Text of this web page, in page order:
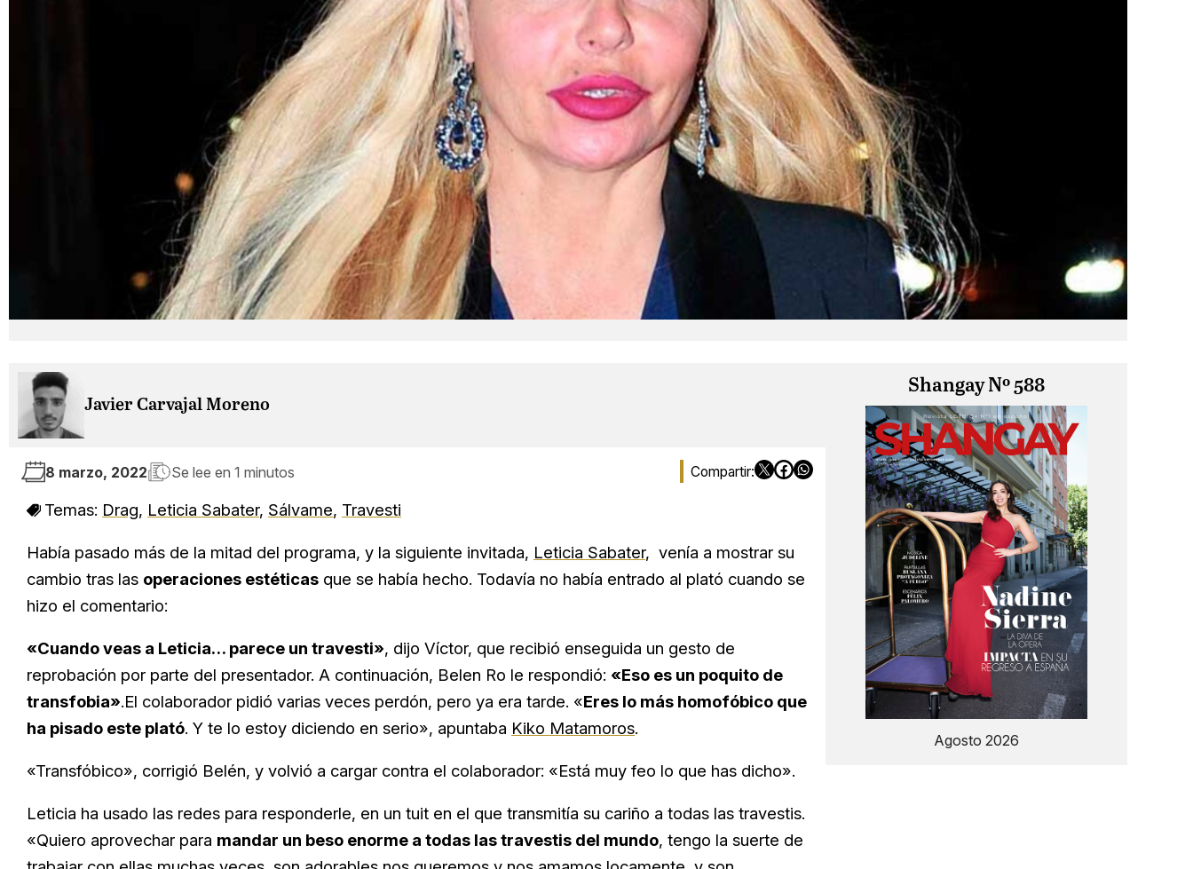
Javier Carvajal Moreno
8 marzo, 2022 Se lee en 1 minutos
Temas: Drag, Leticia Sabater, Sálvame, Travesti
Había pasado más de la mitad del programa, y la siguiente invitada, Leticia Sabater, venía a mostrar su
cambio tras las operaciones estéticas que se había hecho. Todavía no había entrado al plató cuando se
hizo el comentario:
«Cuando veas a Leticia… parece un travesti», dijo Víctor, que recibió enseguida un gesto de
reprobación por parte del presentador. A continuación, Belen Ro le respondió: «Eso es un poquito de
transfobia».El colaborador pidió varias veces perdón, pero ya era tarde. «Eres lo más homofóbico que
ha pisado este plató. Y te lo estoy diciendo en serio», apuntaba Kiko Matamoros.
«Transfóbico», corrigió Belén, y volvió a cargar contra el colaborador: «Está muy feo lo que has dicho».
Leticia ha usado las redes para responderle, en un tuit en el que transmitía su cariño a todas las travestis.
«Quiero aprovechar para mandar un beso enorme a todas las travestis del mundo, tengo la suerte de
Shangay Nº 588
Agosto 2026